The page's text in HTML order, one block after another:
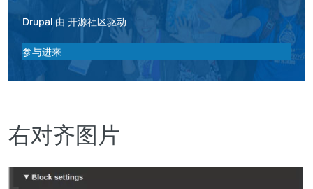
Drupal 由 开源社区驱动
参与进来
右对齐图片